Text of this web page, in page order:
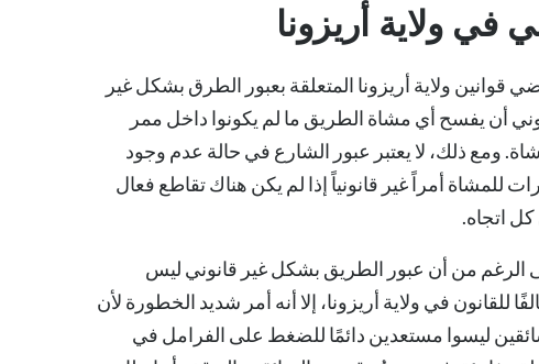
ولاية أريزونا
قوانين ولاية أريزونا المتعلقة بعبور الطرق بشكل غير
أن يفسح أي مشاة الطريق ما لم يكونوا داخل ممر
ومع ذلك، لا يعتبر عبور الشارع في حالة عدم وجود
للمشاة أمراً غير قانونياً إذا لم يكن هناك تقاطع فعال
اتجاه.
الرغم من أن عبور الطريق بشكل غير قانوني ليس
للقانون في ولاية أريزونا، إلا أنه أمر شديد الخطورة لأن
ليسوا مستعدين دائمًا للضغط على الفرامل في